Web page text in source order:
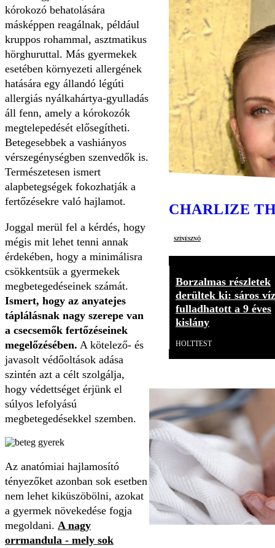
kórokozó behatolására
másképpen reagálnak, például
kruppos rohammal, asztmatikus
hörghuruttal. Más gyermekek
esetében környezeti allergének
hatására egy állandó légúti
allergiás nyálkahártya-gyulladás
áll fenn, amely a kórokozók
megtelepedését elősegítheti.
Betegesebbek a vashiányos
vérszegénységben szenvedők is.
Természetesen ismert
alapbetegségek fokozhatják a
fertőzésekre való hajlamot.
Joggal merül fel a kérdés, hogy
mégis mit lehet tenni annak
érdekében, hogy a minimálisra
csökkentsük a gyermekek
megbetegedéseinek számát.
Ismert, hogy az anyatejes
táplálásnak nagy szerepe van
a csecsemők fertőzéseinek
megelőzésében. A kötelező- és
javasolt védőoltások adása
szintén azt a célt szolgálja,
hogy védettséget érjünk el
súlyos lefolyású
megbetegedésekkel szemben.
Az anatómiai hajlamosító
tényezőket azonban sok esetben
nem lehet kiküszöbölni, azokat
a gyermek növekedése fogja
megoldani. A nagy
orrmandula - mely sok
CHARLIZE
színésznő
Borzalmas részletek
derültek ki: sáros
fulladhatott a 9 éves
kislány
HOLTTEST